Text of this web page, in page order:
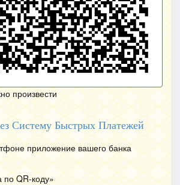
произвести
Систему Быстрых Платежей
приложение вашего банка
поQR-коду»